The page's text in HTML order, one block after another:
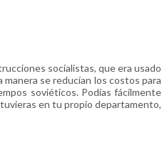
socialistas, que era usado
se reducían los costos para
soviéticos. Podías fácilmente
en tu propio departamento,